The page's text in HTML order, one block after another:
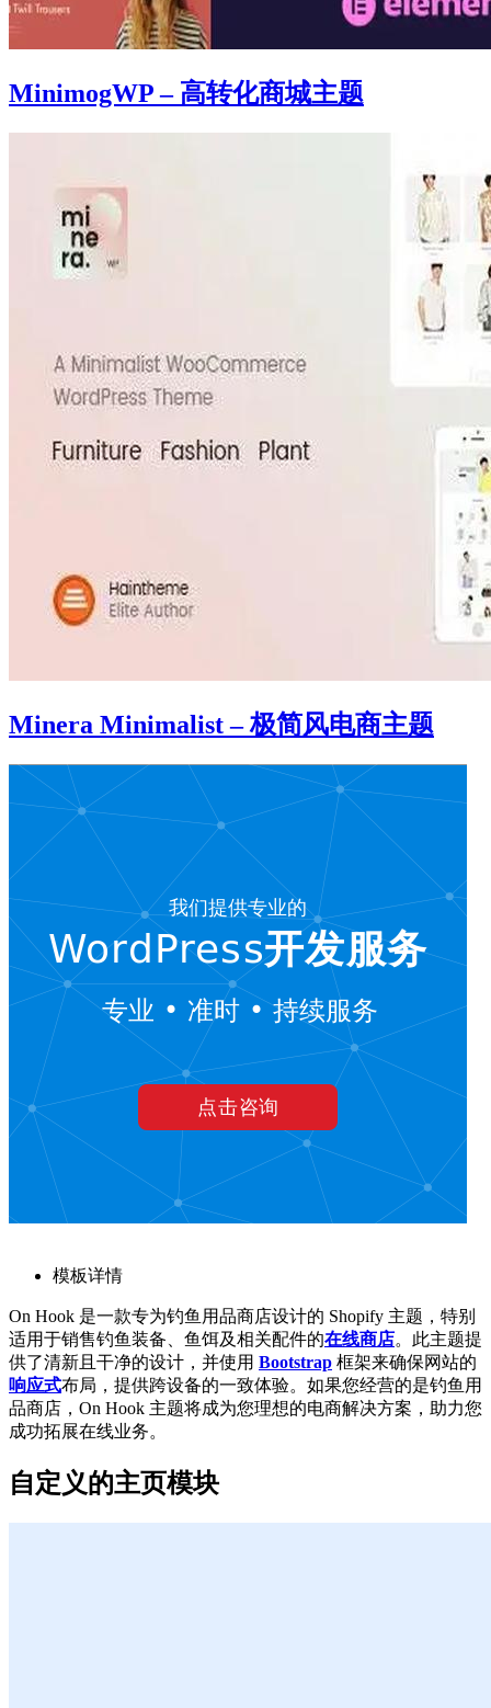
MinimogWP – 高转化商城主题
Minera Minimalist – 极简风电商主题
模板详情
On Hook 是一款专为钓鱼用品商店设计的 Shopify 主题，特别
适用于销售钓鱼装备、鱼饵及相关配件的在线商店。此主题提
供了清新且干净的设计，并使用 Bootstrap 框架来确保网站的
响应式布局，提供跨设备的一致体验。如果您经营的是钓鱼用
品商店，On Hook 主题将成为您理想的电商解决方案，助力您
成功拓展在线业务。
自定义的主页模块